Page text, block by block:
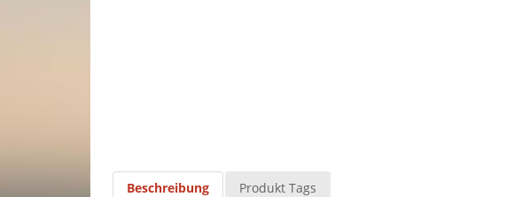
Beschreibung Produkt Tags